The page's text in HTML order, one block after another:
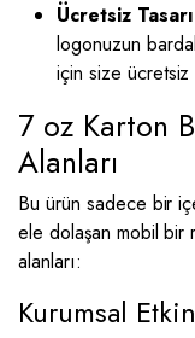
Ücretsiz
logonuzun
için size
7 oz Karton
Alanları
Bu ürün sadece bir
ele dolaşan mobil bir
alanları:
Kurumsal